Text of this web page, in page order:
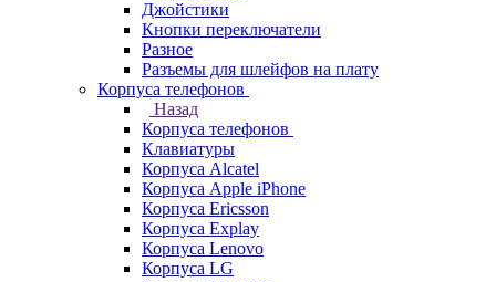
Джойстики
Кнопки переключатели
Разное
Разъемы для шлейфов на плату
Корпуса телефонов
Назад
Корпуса телефонов
Клавиатуры
Корпуса Alcatel
Корпуса Apple iPhone
Корпуса Ericsson
Корпуса Explay
Корпуса Lenovo
Корпуса LG